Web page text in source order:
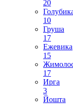
20
10
Груша
17
Ежевика
15
17
Ирга
3
Йошта